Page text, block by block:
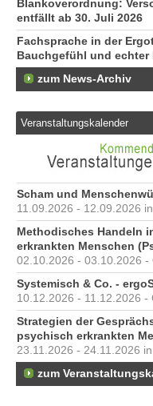
Blankoverordnung:
entfällt ab 30. Juli 2026
Fachsprache in der
Bauchgefühl und echter
zum News-Archiv
Veranstaltungskalender
Scham und
11.09.2026 - 12.09.2026
Methodisches Handeln
erkrankten Menschen
02.10.2026 - 03.10.2026 -
Systemisch & Co. -
10.12.2026 - 11.12.2026 -
Strategien der
psychisch erkrankten
23.11.2026 - 24.11.2026
zum